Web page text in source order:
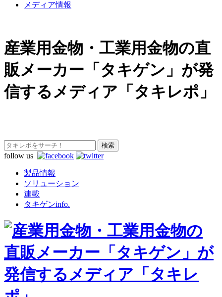
メディア情報
産業用金物・工業用金物の直
販メーカー「タキゲン」が発
信するメディア「タキレポ」
follow us
製品情報
ソリューション
連載
タキゲンinfo.